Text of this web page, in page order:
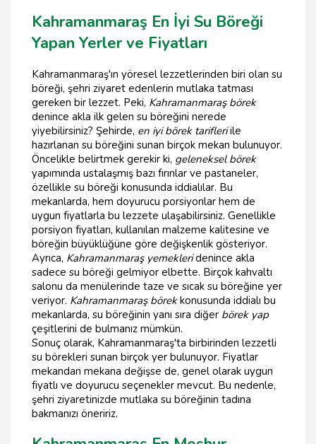
Kahramanmaraş En İyi Su Böreği
Yapan Yerler ve Fiyatları
Kahramanmaraş'ın yöresel lezzetlerinden biri olan su
böreği, şehri ziyaret edenlerin mutlaka tatması
gereken bir lezzet. Peki, Kahramanmaraş börek
denince akla ilk gelen su böreğini nerede
yiyebilirsiniz? Şehirde, en iyi börek tarifleriile
hazırlanan su böreğini sunan birçok mekan bulunuyor.
Öncelikle belirtmek gerekir ki, geleneksel börek
yapımında ustalaşmış bazı fırınlar ve pastaneler,
özellikle su böreği konusunda iddialılar. Bu
mekanlarda, hem doyurucu porsiyonlar hem de
uygun fiyatlarla bu lezzete ulaşabilirsiniz. Genellikle
porsiyon fiyatları, kullanılan malzeme kalitesine ve
böreğin büyüklüğüne göre değişkenlik gösteriyor.
Ayrıca, Kahramanmaraş yemekleridenince akla
sadece su böreği gelmiyor elbette. Birçok kahvaltı
salonu da menülerinde taze ve sıcak su böreğine yer
veriyor. Kahramanmaraş börekkonusunda iddialı bu
mekanlarda, su böreğinin yanı sıra diğer börek yap
çeşitlerini de bulmanız mümkün.
Sonuç olarak, Kahramanmaraş'ta birbirinden lezzetli
su börekleri sunan birçok yer bulunuyor. Fiyatlar
mekandan mekana değişse de, genel olarak uygun
fiyatlı ve doyurucu seçenekler mevcut. Bu nedenle,
şehri ziyaretinizde mutlaka su böreğinin tadına
bakmanızı öneririz.